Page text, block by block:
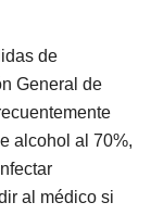
de
General de
alcohol al 70%,
al médico si